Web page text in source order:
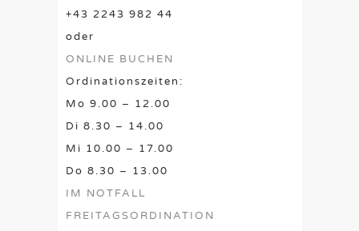
+43 2243 982 44
oder
ONLINE BUCHEN
Ordinationszeiten:
Mo 9.00 – 12.00
Di 8.30 – 14.00
Mi 10.00 – 17.00
Do 8.30 – 13.00
IM NOTFALL
FREITAGSORDINATION